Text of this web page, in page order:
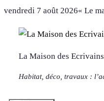
Aller
contenu
vendredi 7 août 2026« Le
La Maison des Ecrivains
Habitat, déco, travaux :